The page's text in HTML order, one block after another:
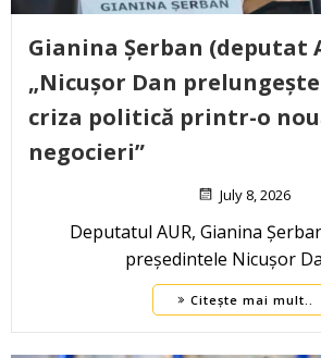
Gianina Șerban (deputat
„Nicușor Dan
criza politică printr-o
negocieri”
July 8, 2026
Deputatul AUR, Gianina
președintele Nicușor
Citește mai mult..